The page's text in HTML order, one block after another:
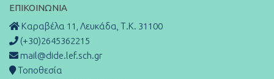
ΕΠΙΚΟΙΝΩΝΊΑ
Καραβέλα 11, Λευκάδα, Τ.Κ. 31100
(+30)2645362215
mail@dide.lef.sch.gr
Τοποθεσία